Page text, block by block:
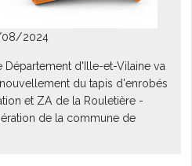
08/2024
Département d'Ille-et-Vilaine va
du tapis d'enrobés
et ZA de la Rouletière -
de la commune de